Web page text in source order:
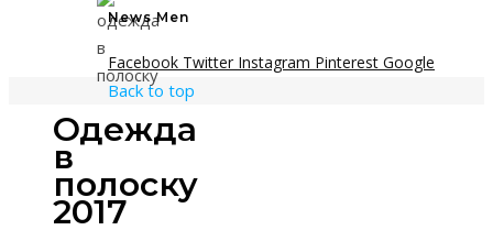
Одежда
в
полоску
2017
News Men
Facebook Twitter Instagram Pinterest Google
Back to top